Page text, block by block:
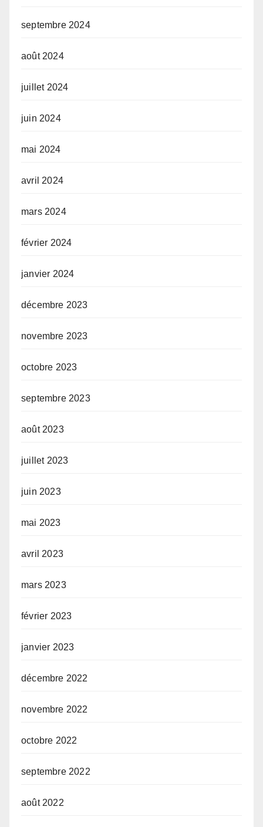
septembre 2024
août 2024
juillet 2024
juin 2024
mai 2024
avril 2024
mars 2024
février 2024
janvier 2024
décembre 2023
novembre 2023
octobre 2023
septembre 2023
août 2023
juillet 2023
juin 2023
mai 2023
avril 2023
mars 2023
février 2023
janvier 2023
décembre 2022
novembre 2022
octobre 2022
septembre 2022
août 2022